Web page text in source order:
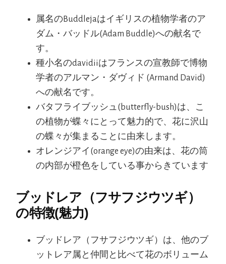
属名のBuddlejaはイギリスの植物学者のア
ダム・バッドル(Adam Buddle)への献名で
す。
種小名のdavidiiはフランスの宣教師で博物
学者のアルマン・ダヴィド (Armand David)
への献名です。
バタフライブッシュ(butterfly-bush)は、こ
の植物が蝶々にとって魅力的で、花に沢山
の蝶々が集まることに由来します。
オレンジアイ(orange eye)の由来は、花の筒
の内部が橙色をしている事からきています
ブッドレア（フサフジウツギ）
の特徴(魅力)
ブッドレア（フサフジウツギ）は、他のブ
ットレア属と仲間と比べて花のボリューム